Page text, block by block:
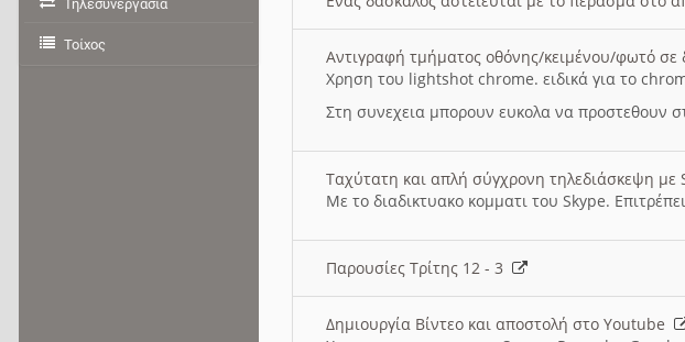
Αντιγραφή τμήματος οθόνης/κειμένου/φωτό
Χρηση του lightshot chrome. ειδικά για το
Στη συνεχεια μπορουν ευκολα να προστεθουν
Ταχύτατη και απλή σύγχρονη τηλεδιάσκεψη
Με το διαδικτυακο κομματι του Skype.
Παρουσίες Τρίτης 12 - 3
Δημιουργία Βίντεο και αποστολή στο Youtube
Τηλεσυνεργασία
Τοίχος